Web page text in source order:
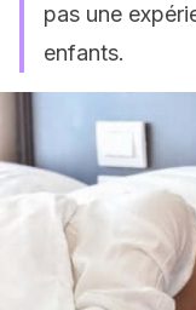
pas une
enfants.